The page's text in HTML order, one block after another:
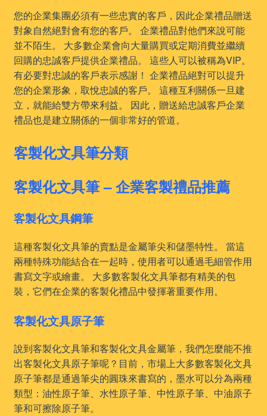
您的企業集團必須有一些忠實的客戶，因此企業禮品贈送
對象自然絕對會有您的客戶。 企業禮品對他們來說可能
並不陌生。 大多數企業會向大量購買或定期消費並繼續
回購的忠誠客戶提供企業禮品。 這些人可以被稱為VIP。
有必要對忠誠的客戶表示感謝！ 企業禮品絕對可以提升
您的企業形象，取悅忠誠的客戶。 這種互利關係一旦建
立，就能給雙方帶來利益。 因此，贈送給忠誠客戶企業
禮品也是建立關係的一個非常好的管道。
客製化文具筆分類
客製化文具筆 – 企業客製禮品推薦
客製化文具鋼筆
這種客製化文具筆的賣點是金屬筆尖和儲墨特性。 當這
兩種特殊功能結合在一起時，使用者可以通過毛細管作用
書寫文字或繪畫。 大多數客製化文具筆都有精美的包
裝，它們在企業的客製化禮品中發揮著重要作用。
客製化文具原子筆
說到客製化文具筆和客製化文具金屬筆，我們怎麼能不推
出客製化文具原子筆呢？目前，市場上大多數客製化文具
原子筆都是通過筆尖的圓珠來書寫的，墨水可以分為兩種
類型：油性原子筆、水性原子筆、中性原子筆、中油原子
筆和可擦除原子筆。